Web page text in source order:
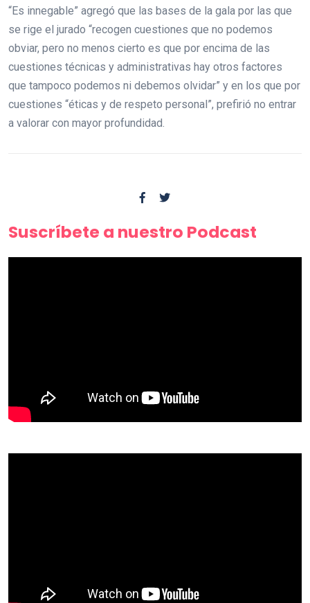
“Es innegable” agregó que las bases de la gala por las que
se rige el jurado “recogen cuestiones que no podemos
obviar, pero no menos cierto es que por encima de las
cuestiones técnicas y administrativas hay otros factores
que tampoco podemos ni debemos olvidar” y en los que por
cuestiones “éticas y de respeto personal”, prefirió no entrar
a valorar con mayor profundidad.
Suscríbete a nuestro Podcast